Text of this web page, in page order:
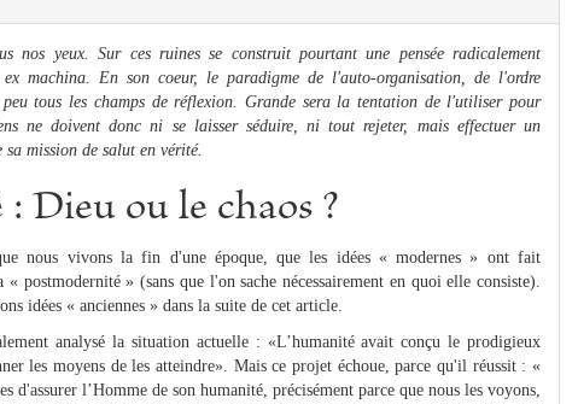
nos yeux. Sur ces ruines se construit pourtant une pensée radicalement
machina. En son coeur, le paradigme de l'auto-organisation, de l'ordre
tous les champs de réflexion. Grande sera la tentation de l'utiliser pour
ne doivent donc ni se laisser séduire, ni tout rejeter, mais effectuer un
mission de salut en vérité.
Dieu ou le chaos ?
nous vivons la fin d'une époque, que les idées « modernes » ont fait
postmodernité » (sans que l'on sache nécessairement en quoi elle consiste).
idées « anciennes » dans la suite de cet article.
analysé la situation actuelle : «L’humanité avait conçu le prodigieux
les moyens de les atteindre». Mais ce projet échoue, parce qu'il réussit : «
d'assurer l’Homme de son humanité, précisément parce que nous les voyons,